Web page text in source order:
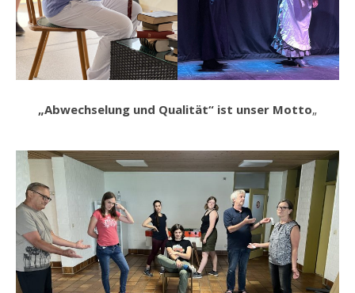
„Abwechselung und Qualität“ ist unser Motto„